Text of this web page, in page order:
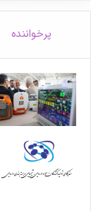
پرخواننده